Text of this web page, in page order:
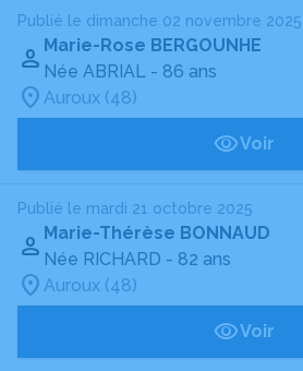
Publié le dimanche 02 novembre 2025
Marie-Rose BERGOUNHE
Née ABRIAL - 86 ans
Auroux (48)
Voir
Publié le mardi 21 octobre 2025
Marie-Thérèse BONNAUD
Née RICHARD - 82 ans
Auroux (48)
Voir